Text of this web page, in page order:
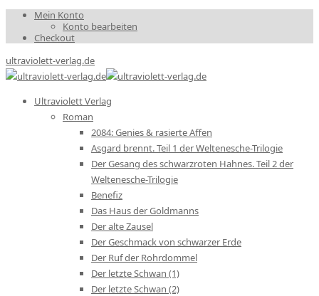
Mein Konto
Konto bearbeiten
Checkout
ultraviolett-verlag.de
Ultraviolett Verlag
Roman
2084: Genies & rasierte Affen
Asgard brennt. Teil 1 der Weltenesche-Trilogie
Der Gesang des schwarzroten Hahnes. Teil 2 der
Weltenesche-Trilogie
Benefiz
Das Haus der Goldmanns
Der alte Zausel
Der Geschmack von schwarzer Erde
Der Ruf der Rohrdommel
Der letzte Schwan (1)
Der letzte Schwan (2)